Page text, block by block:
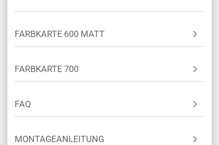
FARBKARTE 600 MATT
FARBKARTE 700
FAQ
MONTAGEANLEITUNG